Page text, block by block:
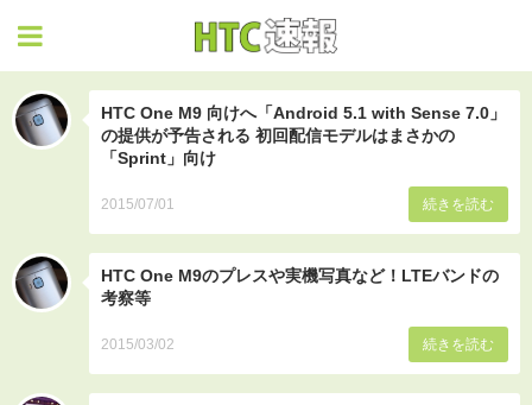
HTC One M9 向けへ「Android 5.1 with Sense 7.0」
の提供が予告される 初回配信モデルはまさかの
「Sprint」向け
2015/07/01 続きを読む
HTC One M9のプレスや実機写真など！LTEバンドの
考察等
2015/03/02 続きを読む